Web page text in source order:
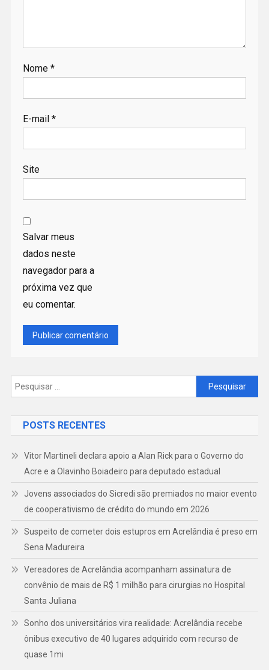
Nome *
E-mail *
Site
Salvar meus
dados neste
navegador para a
próxima vez que
eu comentar.
Pesquisar
por:
POSTS RECENTES
Vitor Martineli declara apoio a Alan Rick para o Governo do
Acre e a Olavinho Boiadeiro para deputado estadual
Jovens associados do Sicredi são premiados no maior evento
de cooperativismo de crédito do mundo em 2026
Suspeito de cometer dois estupros em Acrelândia é preso em
Sena Madureira
Vereadores de Acrelândia acompanham assinatura de
convênio de mais de R$ 1 milhão para cirurgias no Hospital
Santa Juliana
Sonho dos universitários vira realidade: Acrelândia recebe
ônibus executivo de 40 lugares adquirido com recurso de
quase 1mi